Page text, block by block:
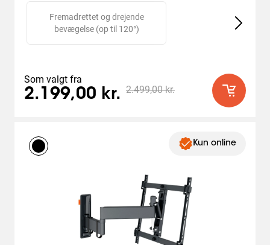
Slide 1 of 2
Fremadrettet og drejende
bevægelse (op til 120°)
Som valgt fra
2.199,00 kr. 2.499,00 kr.
Kun online